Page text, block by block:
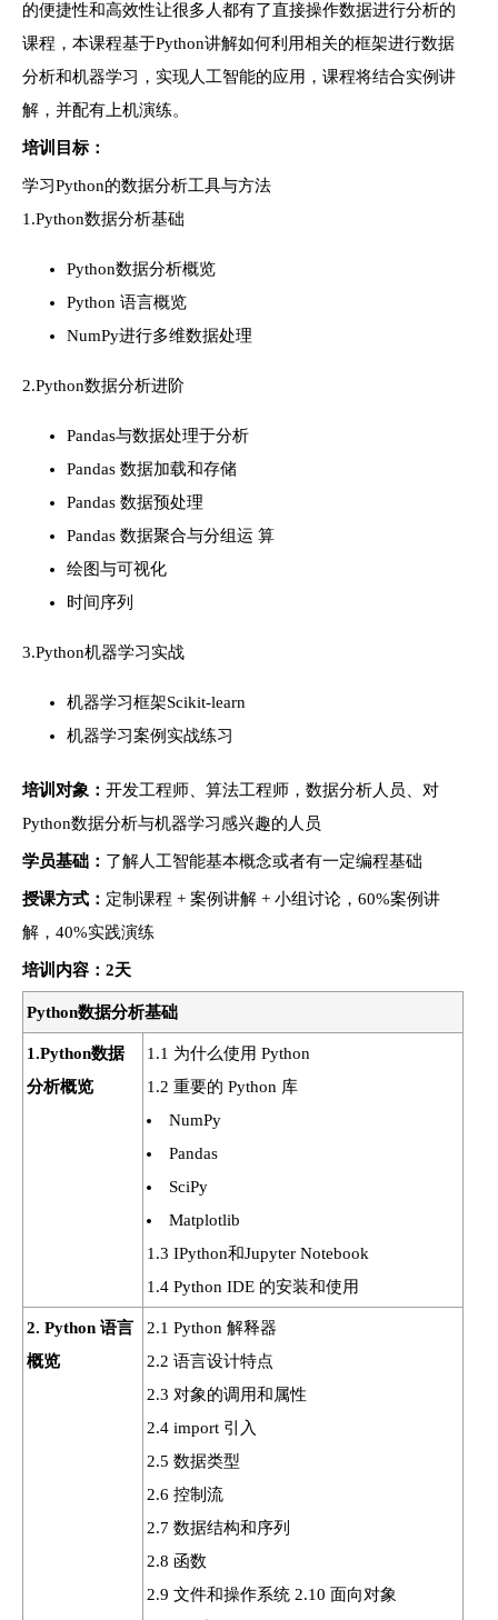
的便捷性和高效性让很多人都有了直接操作数据进行分析的
课程，本课程基于Python讲解如何利用相关的框架进行数据
分析和机器学习，实现人工智能的应用，课程将结合实例讲
解，并配有上机演练。
培训目标：
学习Python的数据分析工具与方法
1.Python数据分析基础
Python数据分析概览
Python 语言概览
NumPy进行多维数据处理
2.Python数据分析进阶
Pandas与数据处理于分析
Pandas 数据加载和存储
Pandas 数据预处理
Pandas 数据聚合与分组运 算
绘图与可视化
时间序列
3.Python机器学习实战
机器学习框架Scikit-learn
机器学习案例实战练习
培训对象： 开发工程师、算法工程师，数据分析人员、对
Python数据分析与机器学习感兴趣的人员
学员基础： 了解人工智能基本概念或者有一定编程基础
授课方式： 定制课程 + 案例讲解 + 小组讨论，60%案例讲
解，40%实践演练
培训 内容：2天
Python数据分析基础
1.Python数据
分析概览
1.1 为什么使用 Python
1.2 重要的 Python 库
NumPy
Pandas
SciPy
Matplotlib
1.3 IPython和Jupyter Notebook
1.4 Python IDE 的安装和使用
2. Python 语言
概览
2.1 Python 解释器
2.2 语言设计特点
2.3 对象的调用和属性
2.4 import 引入
2.5 数据类型
2.6 控制流
2.7 数据结构和序列
2.8 函数
2.9 文件和操作系统 2.10 面向对象